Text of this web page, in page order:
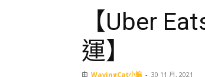
【Uber
運】
由 WavingCat小編 - 30 11 月, 2021